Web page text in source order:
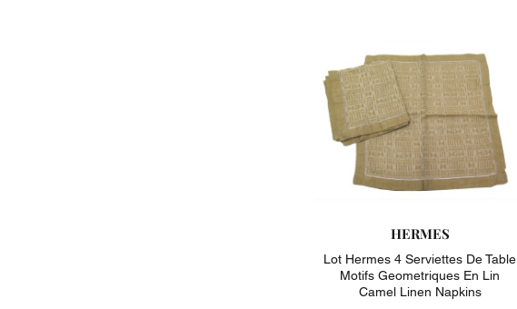
HERMES
Lot Hermes 4 Serviettes De Table
Motifs Geometriques En Lin
Camel Linen Napkins